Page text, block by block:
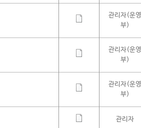
관리자(운영
부)
관리자(운영
부)
관리자(운영
부)
관리자